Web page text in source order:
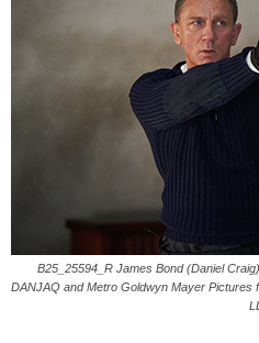
B25_25594_R James Bond (Daniel
DANJAQ and Metro Goldwyn Mayer Pictures